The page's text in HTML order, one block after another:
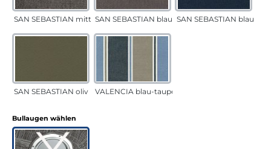
SAN SEBASTIAN mittelgrauSAN SEBASTIAN blau-sandSAN SEBASTIAN blau
SAN SEBASTIAN oliv VALENCIA blau-taupe
Bullaugen wählen